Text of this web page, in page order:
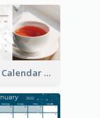
Tea Time Calendar 2022